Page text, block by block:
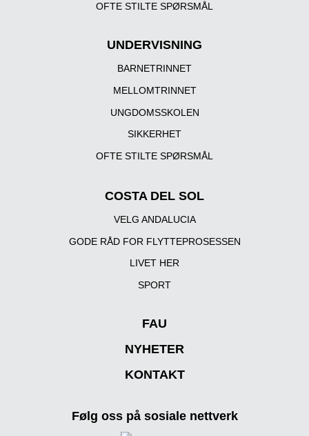
OFTE STILTE SPØRSMÅL
UNDERVISNING
BARNETRINNET
MELLOMTRINNET
UNGDOMSSKOLEN
SIKKERHET
OFTE STILTE SPØRSMÅL
COSTA DEL SOL
VELG ANDALUCIA
GODE RÅD FOR FLYTTEPROSESSEN
LIVET HER
SPORT
FAU
NYHETER
KONTAKT
Følg oss på sosiale nettverk